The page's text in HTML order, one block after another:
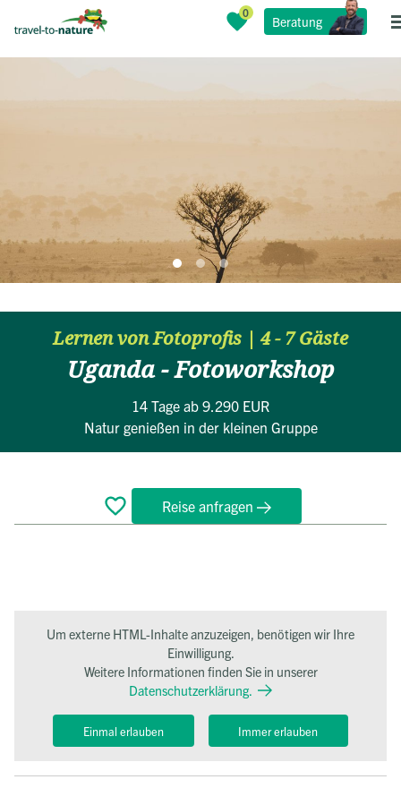
Beratung
Lernen von Fotoprofis | 4 - 7 Gäste
Uganda - Fotoworkshop
14 Tage ab 9.290 EUR
Natur genießen in der kleinen Gruppe
Reise anfragen
ÜberblickReiseverlaufBewertungenTermineFAQ
Um externe HTML-Inhalte anzuzeigen, benötigen wir Ihre
Einwilligung.
Weitere Informationen finden Sie in unserer
Datenschutzerklärung.
Einmal erlauben Immer erlauben